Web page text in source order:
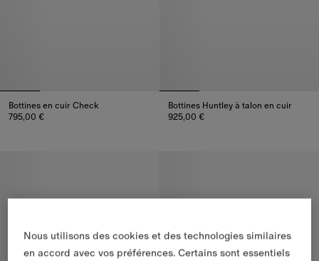
Bottines en cuir Check
795,00 €
Bottines Huntley à talon en cuir
925,00 €
Nous utilisons des cookies et des technologies similaires
en accord avec vos préférences. Certains sont essentiels